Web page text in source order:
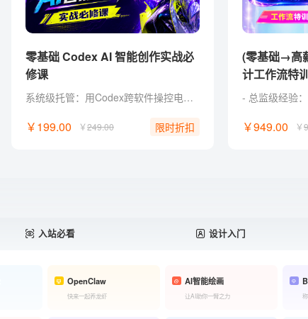
零基础 Codex AI 智能创作实战必
修课
系统级托管：用Codex跨软件操控电脑，一键接管机械杂活。 零代码实战：命令Codex自制Web工具，普通人无痛跨界开发。 定制化外挂：训练Codex私有设计技能，自由组装商业提效流。 批量化出图：自制Canvas工具，一键打包合成商业延展图包。 独家福利： 附赠收录30+Skill 和 AI提示词典，可交互即开即用。
￥199.00 ￥249.00 限时折扣
(零基础→高
计工作流特
￥949.00 ￥
入站必看 设计入门
OpenClaw
快来一起养龙虾
AI智能绘画
让AI助你一臂之力